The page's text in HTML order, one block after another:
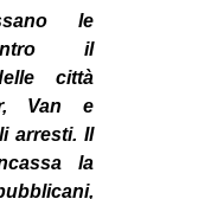
le
il
città
Van e
arresti. Il
la